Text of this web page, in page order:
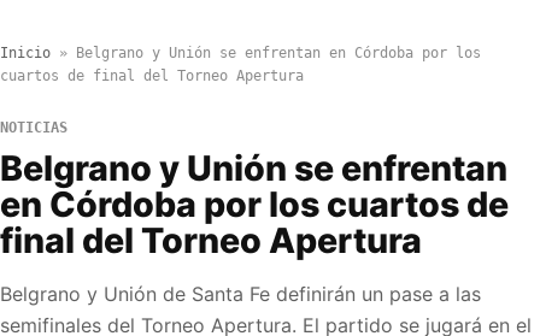
Inicio »
Belgrano y Unión se enfrentan en Córdoba por los
cuartos de final del Torneo Apertura
NOTICIAS
Belgrano y Unión se enfrentan
en Córdoba por los cuartos de
final del Torneo Apertura
Belgrano y Unión de Santa Fe definirán un pase a las
semifinales del Torneo Apertura. El partido se jugará en el